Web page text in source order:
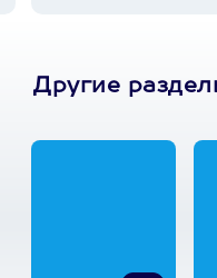
Другие